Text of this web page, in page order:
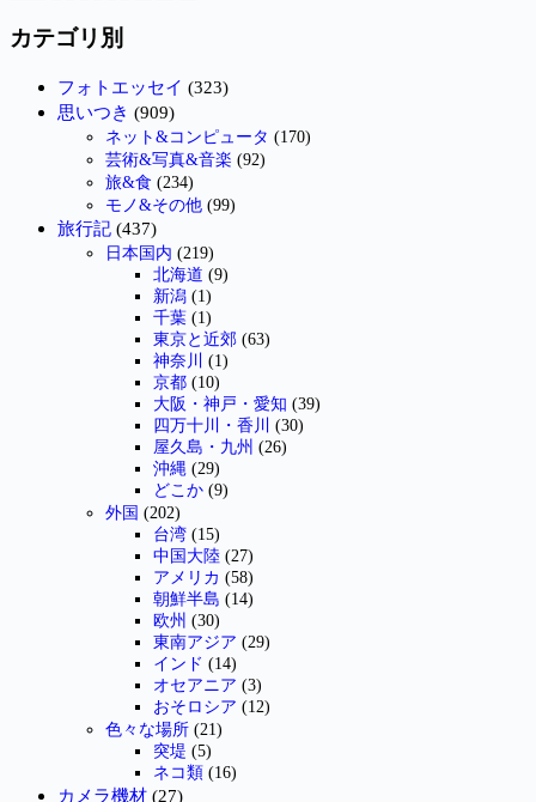
カテゴリ別
フォトエッセイ (323)
思いつき (909)
ネット&コンピュータ (170)
芸術&写真&音楽 (92)
旅&食 (234)
モノ&その他 (99)
旅行記 (437)
日本国内 (219)
北海道 (9)
新潟 (1)
千葉 (1)
東京と近郊 (63)
神奈川 (1)
京都 (10)
大阪・神戸・愛知 (39)
四万十川・香川 (30)
屋久島・九州 (26)
沖縄 (29)
どこか (9)
外国 (202)
台湾 (15)
中国大陸 (27)
アメリカ (58)
朝鮮半島 (14)
欧州 (30)
東南アジア (29)
インド (14)
オセアニア (3)
おそロシア (12)
色々な場所 (21)
突堤 (5)
ネコ類 (16)
カメラ機材 (27)